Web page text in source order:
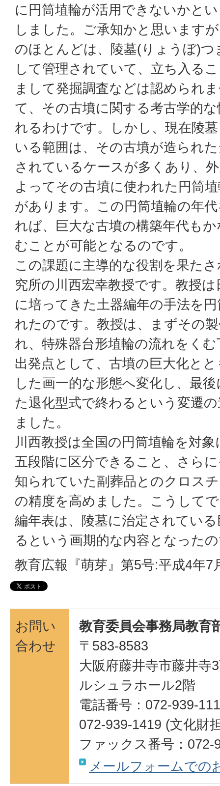
に円筒埴輪が活用できないかと
しました。ご承知かと思います
のほとんどは、陵墓(りょうぼ)つ
して管理されていて、立ち入る
まして発掘調査などは認められ
て、その古墳に関する考古学的
れるわけです。しかし、現在陵
いる範囲は、その古墳が造られ
されているケースが多くあり、
よってその古墳に使われた円筒
があります。この円筒埴輪の年
れば、巨大な古墳の構築年代も
むことが可能となるのです。
この課題に主導的な役割を果た
究所の川西宏幸教授です。教授
に培ってきた土器編年の手法を
れたのです。教授は、まずその
れ、特殊器台形埴輪の流れをく
出発点として、古墳の巨大化と
した画一的な形態へ変化し、最
た退化型式で終わるという変遷
ました。
川西教授は全国の円筒埴輪を対
五段階に区分できること、さら
知られていた副葬品とのクロス
の精度を高めました。こうして
編年表は、陵墓に治定されてい
るという画期的な内容となった
教育広報『萌芽』第5号:平成4年7
お問い
合わせ
教育委員会事務局教育
〒583-8583
大阪府藤井寺市藤井寺
ルシュラホール2階
電話番号：072-939-
072-939-1419 (文化財
ファックス番号：072-
メールフォームでの